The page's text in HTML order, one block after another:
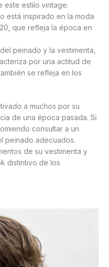
este estilo vintage.
está inspirado en la moda
que refleja la época en
peinado y la vestimenta,
por una actitud de
se refleja en los
a muchos por su
de una época pasada. Si
consultar a un
peinado adecuados.
de su vestimenta y
distintivo de los